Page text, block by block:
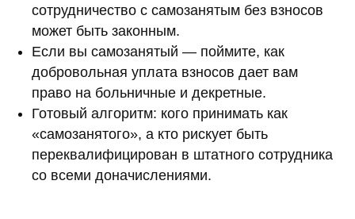
сотрудничество с самозанятым без взносов
может быть законным.
Если вы самозанятый — поймите, как
добровольная уплата взносов дает вам
право на больничные и декретные.
Готовый алгоритм: кого принимать как
«самозанятого», а кто рискует быть
переквалифицирован в штатного сотрудника
со всеми доначислениями.